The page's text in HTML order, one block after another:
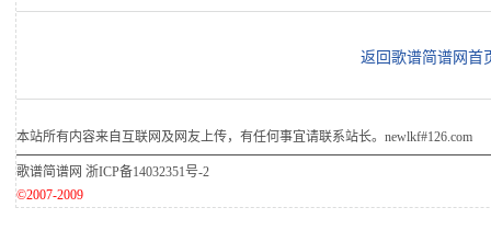
返回歌谱简谱网首
本站所有内容来自互联网及网友上传，有任何事宜请联系站长。newlkf#126.com
歌谱简谱网 浙ICP备14032351号-2
©2007-2009